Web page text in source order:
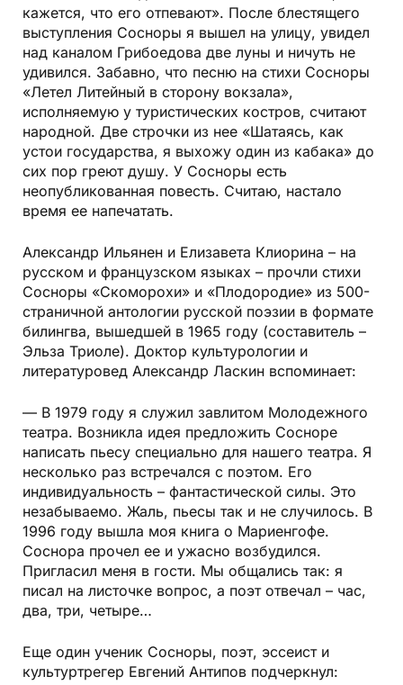
кажется, что его отпевают». После блестящего
выступления Сосноры я вышел на улицу, увидел
над каналом Грибоедова две луны и ничуть не
удивился. Забавно, что песню на стихи Сосноры
«Летел Литейный в сторону вокзала»,
исполняемую у туристических костров, считают
народной. Две строчки из нее «Шатаясь, как
устои государства, я выхожу один из кабака» до
сих пор греют душу. У Сосноры есть
неопубликованная повесть. Считаю, настало
время ее напечатать.
Александр Ильянен и Елизавета Клиорина – на
русском и французском языках – прочли стихи
Сосноры «Скоморохи» и «Плодородие» из 500-
страничной антологии русской поэзии в формате
билингва, вышедшей в 1965 году (составитель –
Эльза Триоле). Доктор культурологии и
литературовед Александр Ласкин вспоминает:
— В 1979 году я служил завлитом Молодежного
театра. Возникла идея предложить Сосноре
написать пьесу специально для нашего театра. Я
несколько раз встречался с поэтом. Его
индивидуальность – фантастической силы. Это
незабываемо. Жаль, пьесы так и не случилось. В
1996 году вышла моя книга о Мариенгофе.
Соснора прочел ее и ужасно возбудился.
Пригласил меня в гости. Мы общались так: я
писал на листочке вопрос, а поэт отвечал – час,
два, три, четыре…
Еще один ученик Сосноры, поэт, эссеист и
культуртрегер Евгений Антипов подчеркнул: